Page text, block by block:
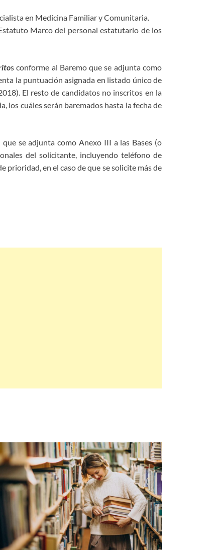
en Medicina Familiar y Comunitaria.
Marco del personal estatutario de los
s conforme al Baremo que se adjunta como
la puntuación asignada en listado único de
El resto de candidatos no inscritos en la
los cuáles serán baremados hasta la fecha de
se adjunta como Anexo III a las Bases (o
del solicitante, incluyendo teléfono de
prioridad, en el caso de que se solicite más de